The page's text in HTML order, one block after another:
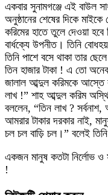
একবার সুনামগঞ্জে এই বাউল
অনুষ্ঠানের শেষের দিকে
করিমের হাতে তুলে দেওয়া
বার্ধক্যে উপনীত। তিনি
তিনি পাশে বসে থাকা তার
তিন হাজার টাকা ! এ তাে
জালাল আব্দুল করিমকে আস্তে
লাখ !” শাহ আব্দুল করিম
বললেন, “তিন লাখ ?
আমরার টাকার দরকার নাই,
চল চল বাড়ি চল।” বলেই তিনি
একজন মানুষ কতটা নির্লোভ ও
!